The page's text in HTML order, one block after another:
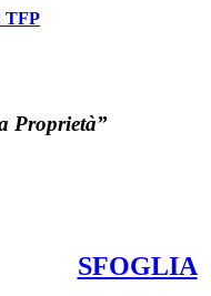
TFP
Proprietà”
SFOGLIA